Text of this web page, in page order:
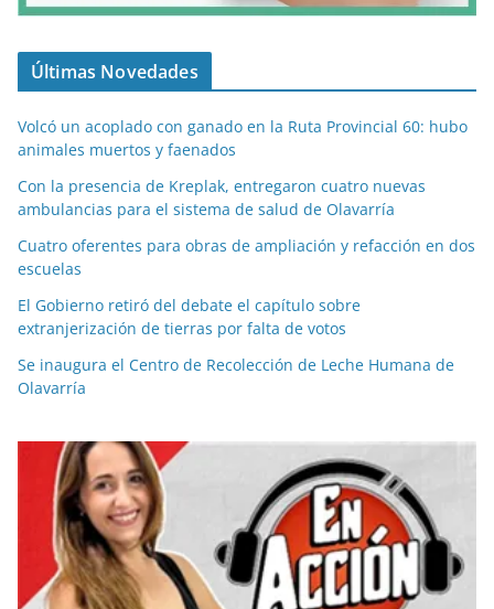
Últimas Novedades
Volcó un acoplado con ganado en la Ruta Provincial 60: hubo
animales muertos y faenados
Con la presencia de Kreplak, entregaron cuatro nuevas
ambulancias para el sistema de salud de Olavarría
Cuatro oferentes para obras de ampliación y refacción en dos
escuelas
El Gobierno retiró del debate el capítulo sobre
extranjerización de tierras por falta de votos
Se inaugura el Centro de Recolección de Leche Humana de
Olavarría